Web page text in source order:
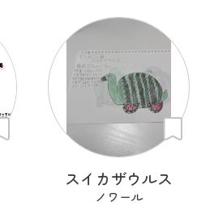
スイカザウルス
ノワール